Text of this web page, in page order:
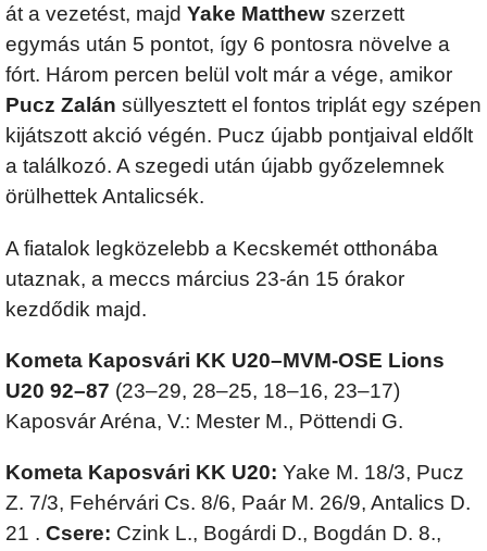
át a vezetést, majd Yake Matthew szerzett
egymás után 5 pontot, így 6 pontosra növelve a
fórt. Három percen belül volt már a vége, amikor
Pucz Zalán süllyesztett el fontos triplát egy szépen
kijátszott akció végén. Pucz újabb pontjaival eldőlt
a találkozó. A szegedi után újabb győzelemnek
örülhettek Antalicsék.
A fiatalok legközelebb a Kecskemét otthonába
utaznak, a meccs március 23-án 15 órakor
kezdődik majd.
Kometa Kaposvári KK U20–MVM-OSE Lions
U20 92–87 (23–29, 28–25, 18–16, 23–17)
Kaposvár Aréna, V.: Mester M., Pöttendi G.
Kometa Kaposvári KK U20: Yake M. 18/3, Pucz
Z. 7/3, Fehérvári Cs. 8/6, Paár M. 26/9, Antalics D.
21 . Csere: Czink L., Bogárdi D., Bogdán D. 8.,